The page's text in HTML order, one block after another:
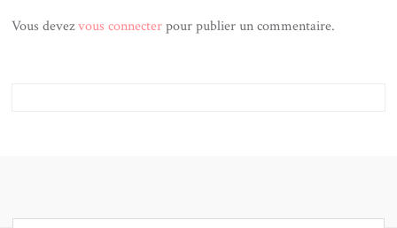
Vous devezvous connecterpour publier un commentaire.